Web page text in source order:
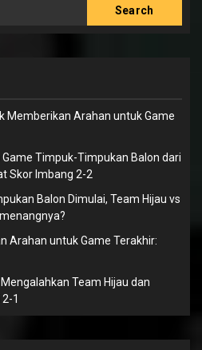
Search
Memberikan Arahan untuk Game
Timpuk-Timpukan Balon dari
Skor Imbang 2-2
Balon Dimulai, Team Hijau vs
Arahan untuk Game Terakhir:
Team Hijau dan
1